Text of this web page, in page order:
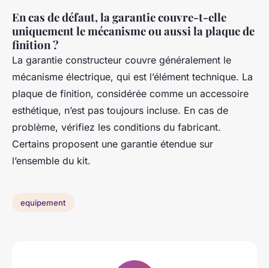
En cas de défaut, la garantie couvre-t-elle
uniquement le mécanisme ou aussi la plaque de
finition ?
La garantie constructeur couvre généralement le
mécanisme électrique, qui est l’élément technique. La
plaque de finition, considérée comme un accessoire
esthétique, n’est pas toujours incluse. En cas de
problème, vérifiez les conditions du fabricant.
Certains proposent une garantie étendue sur
l’ensemble du kit.
equipement